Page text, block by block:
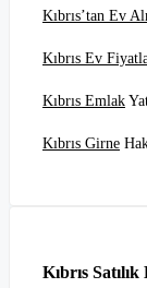
Kıbrıs’tan Ev
Kıbrıs Ev
Kıbrıs Emlak
Kıbrıs Girne
Kıbrıs